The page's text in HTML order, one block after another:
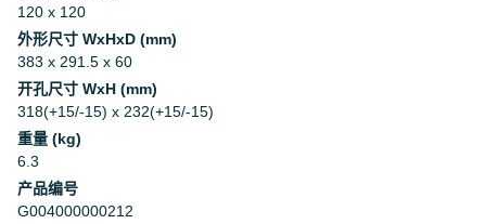
120 x 120
外形尺寸 WxHxD (mm)
383 x 291.5 x 60
开孔尺寸 WxH (mm)
318(+15/-15) x 232(+15/-15)
重量 (kg)
6.3
产品编号
G004000000212